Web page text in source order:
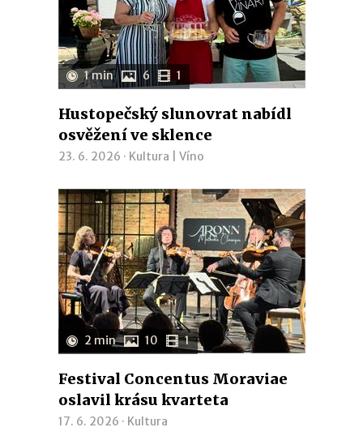
1 min 6 1
Hustopečský slunovrat nabídl
osvěžení ve sklence
23. 6. 2026 · Kultura Víno
2 min 10 1
Festival Concentus Moraviae
oslavil krásu kvarteta
17. 6. 2026 · Kultura